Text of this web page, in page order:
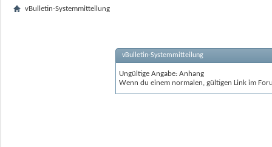
vBulletin-Systemmitteilung
vBulletin-Systemmitteilung
Ungültige Angabe: Anhang
Wenn du einem normalen, gültigen Link im